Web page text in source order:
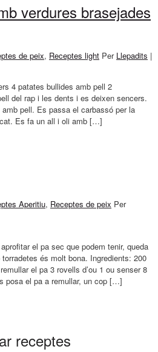
verdures brasejades
de peix, Receptes light Per Llepadits |
4 patates bullides amb pell 2
del rap i les dents i es deixen sencers.
pell. Es passa el carbassó per la
Es fa un all i oli amb […]
Aperitiu, Receptes de peix Per
el pa sec que podem tenir, queda
és molt bona. Ingredients: 200
el pa 3 rovells d’ou 1 ou senser 8
posa el pa a remullar, un cop […]
receptes